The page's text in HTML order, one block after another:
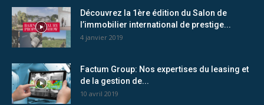
Découvrez la 1ère édition du Salon de
l’immobilier international de prestige...
4 janvier 2019
Factum Group: Nos expertises du leasing et
de la gestion de...
10 avril 2019